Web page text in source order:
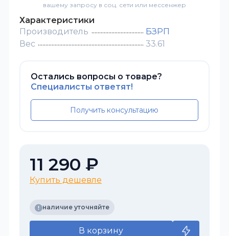
вашему запросу в соц. сети или мессенжер
Характеристики
Производитель
БЗРП
Вес
33.61
Остались вопросы о товаре?
Специалисты ответят!
Получить консультацию
11 290 ₽
Купить дешевле
наличие уточняйте
В корзину